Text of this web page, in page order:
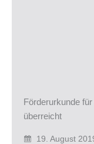
Förderurkunde
überreicht
19. August